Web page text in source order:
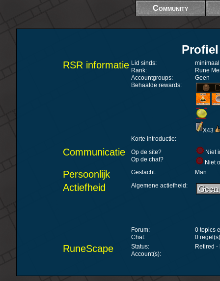
Community
RSR informatie Lid sinds:
Rank:
Rune
Accountgroups:
Geen
Behaalde rewards:
X43
Korte introductie:
Communicatie Op de site?
Niet
Op de chat?
Niet
Persoonlijk Geslacht: Man
Actiefheid Algemene actiefheid:
Forum:
0 topics
Chat:
0
RuneScape Status:
Retired
Account(s):